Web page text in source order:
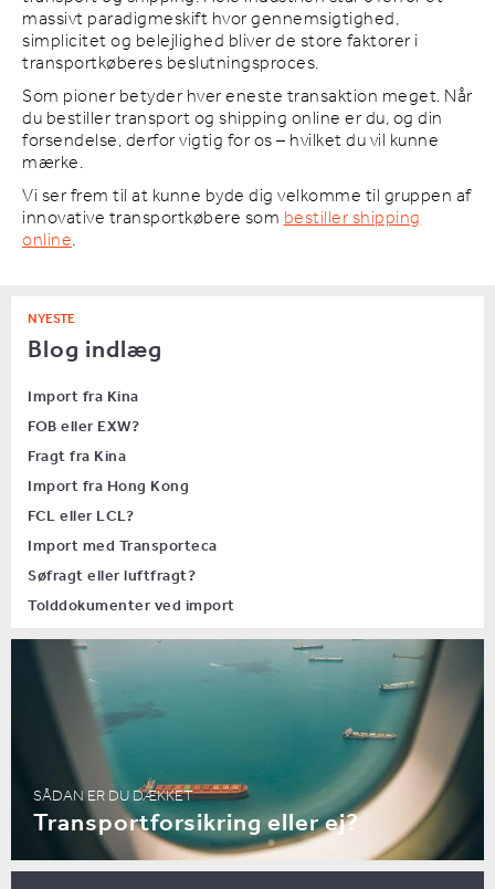
massivt paradigmeskift hvor gennemsigtighed,
simplicitet og belejlighed bliver de store faktorer i
transportkøberes beslutningsproces.
Som pioner betyder hver eneste transaktion meget. Når
du bestiller transport og shipping online er du, og din
forsendelse, derfor vigtig for os – hvilket du vil kunne
mærke.
Vi ser frem til at kunne byde dig velkomme til gruppen af
innovative transportkøbere sombestiller shipping
online.
NYESTE
Blog indlæg
Import fra Kina
FOB eller EXW?
Fragt fra Kina
Import fra Hong Kong
FCL eller LCL?
Import med Transporteca
Søfragt eller luftfragt?
Tolddokumenter ved import
SÅDAN ER DU DÆKKET
Transportforsikring eller ej?